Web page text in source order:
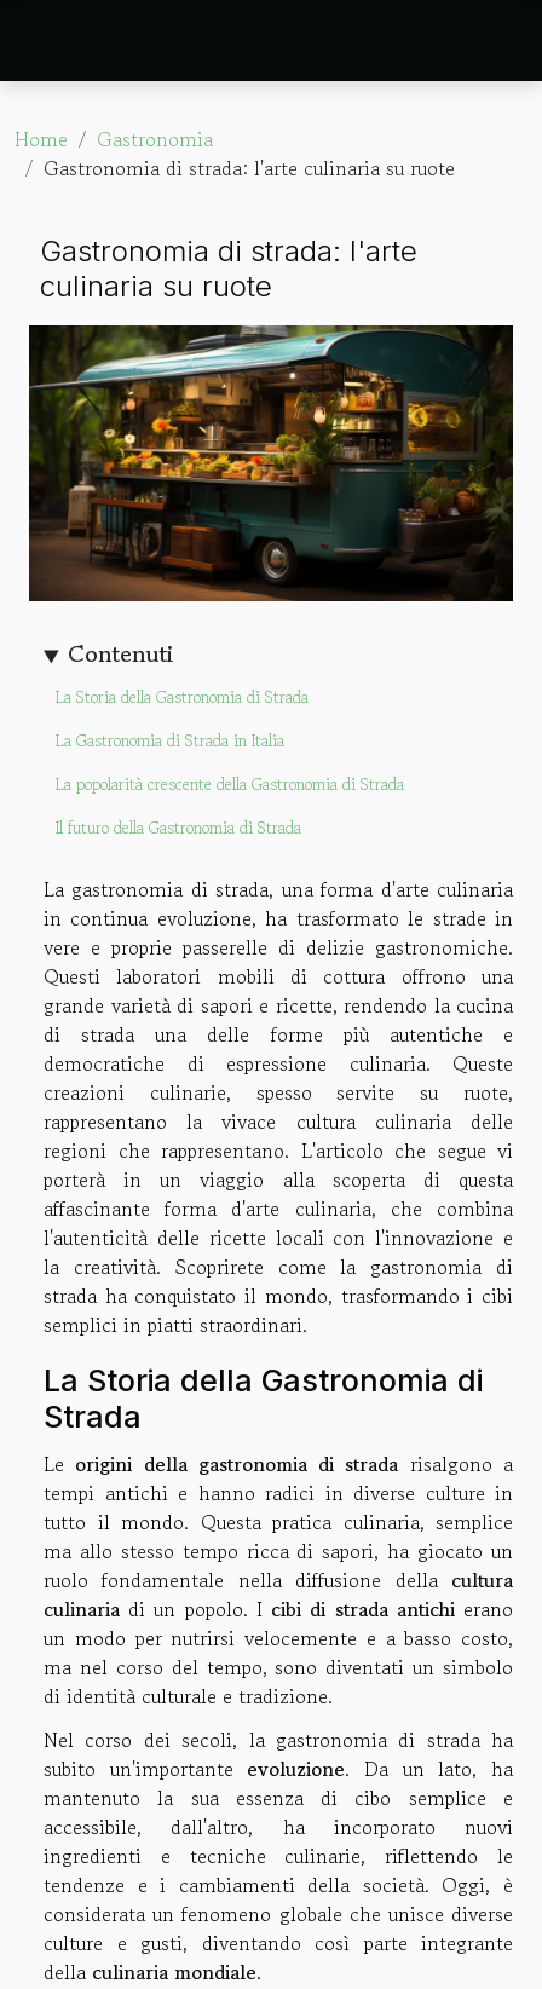
Home
Gastronomia
Gastronomia di strada: l'arte culinaria su ruote
Gastronomia di strada: l'arte
culinaria su ruote
Contenuti
La Storia della Gastronomia di Strada
La Gastronomia di Strada in Italia
La popolarità crescente della Gastronomia di Strada
Il futuro della Gastronomia di Strada
La gastronomia di strada, una forma d'arte culinaria
in continua evoluzione, ha trasformato le strade in
vere e proprie passerelle di delizie gastronomiche.
Questi laboratori mobili di cottura offrono una
grande varietà di sapori e ricette, rendendo la cucina
di strada una delle forme più autentiche e
democratiche di espressione culinaria. Queste
creazioni culinarie, spesso servite su ruote,
rappresentano la vivace cultura culinaria delle
regioni che rappresentano. L'articolo che segue vi
porterà in un viaggio alla scoperta di questa
affascinante forma d'arte culinaria, che combina
l'autenticità delle ricette locali con l'innovazione e
la creatività. Scoprirete come la gastronomia di
strada ha conquistato il mondo, trasformando i cibi
semplici in piatti straordinari.
La Storia della Gastronomia di
Strada
Le origini della gastronomia di strada risalgono a
tempi antichi e hanno radici in diverse culture in
tutto il mondo. Questa pratica culinaria, semplice
ma allo stesso tempo ricca di sapori, ha giocato un
ruolo fondamentale nella diffusione della cultura
culinaria di un popolo. I cibi di strada antichierano
un modo per nutrirsi velocemente e a basso costo,
ma nel corso del tempo, sono diventati un simbolo
di identità culturale e tradizione.
Nel corso dei secoli, la gastronomia di strada ha
subito un'importante evoluzione. Da un lato, ha
mantenuto la sua essenza di cibo semplice e
accessibile, dall'altro, ha incorporato nuovi
ingredienti e tecniche culinarie, riflettendo le
tendenze e i cambiamenti della società. Oggi, è
considerata un fenomeno globale che unisce diverse
culture e gusti, diventando così parte integrante
della culinaria mondiale.